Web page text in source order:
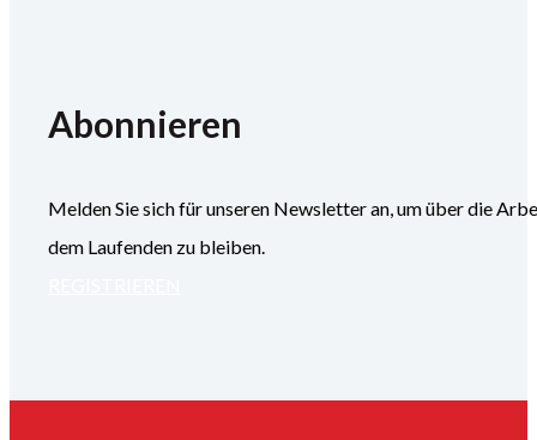
Abonnieren
Melden Sie sich für unseren Newsletter an, um über die
dem Laufenden zu bleiben.